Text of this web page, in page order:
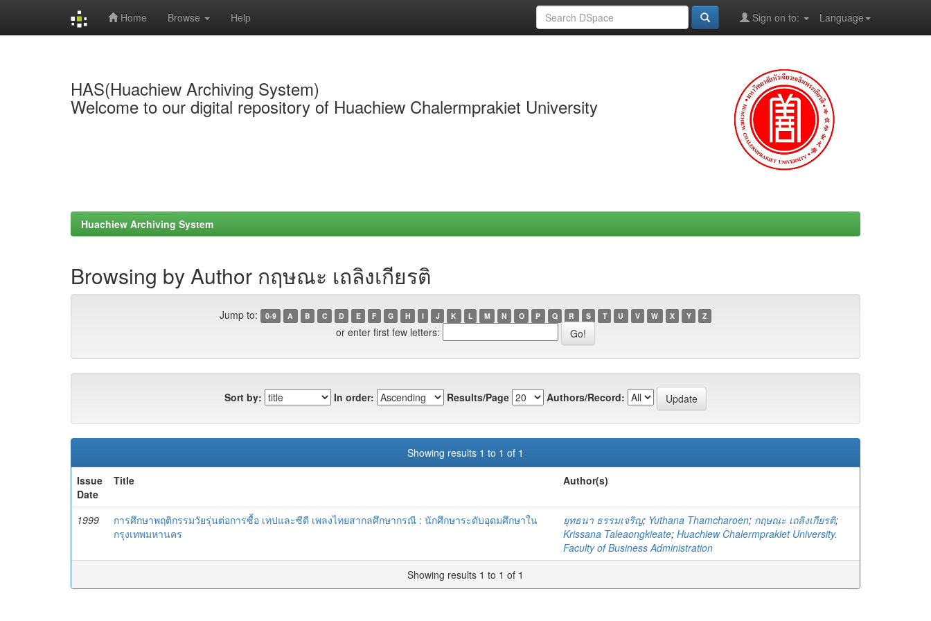
Home Browse Help Language
Sign on to:
HAS(Huachiew Archiving System)
Welcome to our digital repository of Huachiew Chalermprakiet University
Huachiew Archiving System
Browsing by Author กฤษณะ เถลิงเกียรติ
Jump to: 0-9 A B C D E F G H I J K L M N O P Q R S T U V W X Y Z
or enter first few letters:
Sort by: In order: Results/Page Authors/Record:
Showing results 1 to 1 of 1
Issue
Date
Title Author(s)
1999
การศึกษาพฤติกรรมวัยรุ่นต่อการซื้อ เทปและซีดี เพลงไทยสากลศึกษากรณี : นักศึกษาระดับอุดมศึกษาใน
กรุงเทพมหานคร
ยุทธนา ธรรมเจริญ; Yuthana Thamcharoen; กฤษณะ เถลิงเกียรติ;
Krissana Taleaongkieate; Huachiew Chalermprakiet University.
Faculty of Business Administration
Showing results 1 to 1 of 1